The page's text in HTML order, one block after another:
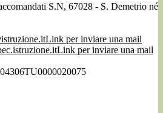
S.N, 67028 - S. Demetrio né
Link per inviare una mail
Link per inviare una mail